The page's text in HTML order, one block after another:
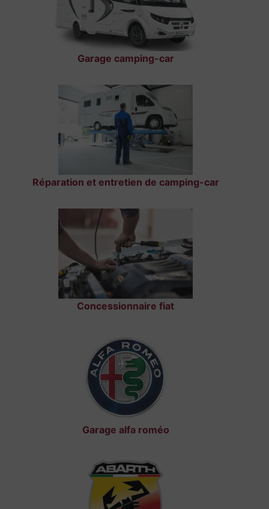
Garage camping-car
Réparation et entretien de camping-car
Concessionnaire fiat
Garage alfa roméo